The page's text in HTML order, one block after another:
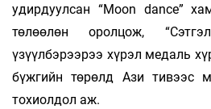
удирдуулсан “Moon dance”
төлөөлөн оролцож,
үзүүлбэрээрээ хүрэл медаль
бүжгийн төрөлд Ази тивээс
тохиолдол аж.